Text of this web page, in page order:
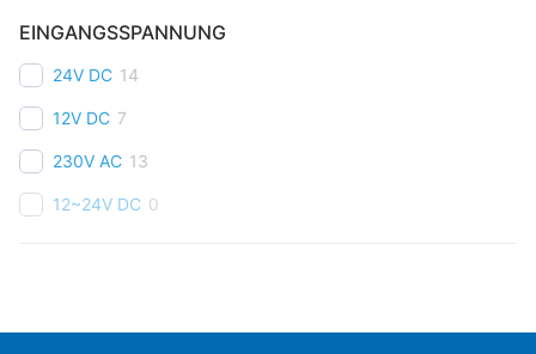
EINGANGSSPANNUNG
24V DC 14
12V DC 7
230V AC 13
12~24V DC 0